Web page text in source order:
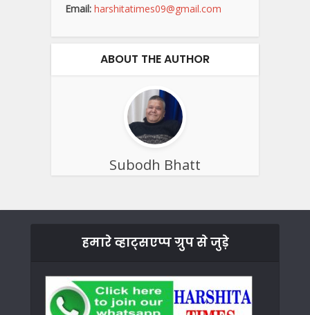
Email: harshitatimes09@gmail.com
ABOUT THE AUTHOR
Subodh Bhatt
हमारे व्हाट्सएप्प ग्रुप से जुड़े